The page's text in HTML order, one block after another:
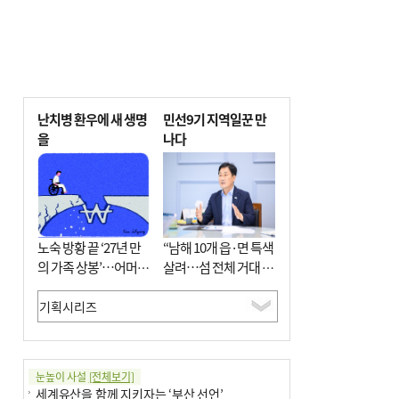
난치병 환우에 새 생명
을
노숙 방황 끝 ‘27년 만
의 가족 상봉’…어머니
와 행복 꿈꿔
민선9기 지역일꾼 만
나다
“남해 10개 읍·면 특색
살려…섬 전체 거대 정
원으로 조성”
눈높이 사설 [전체보기]
세계유산을 함께 지키자는 ‘부산 선언’